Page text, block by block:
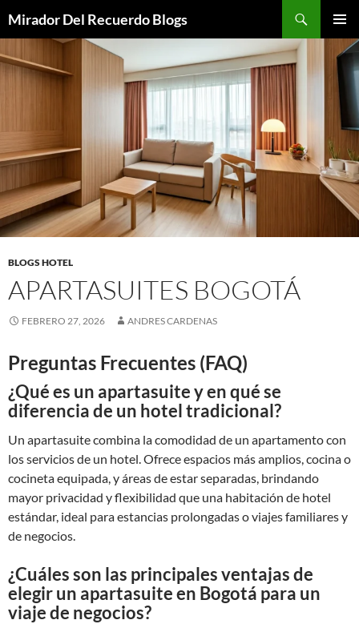
Mirador Del Recuerdo Blogs
MENÚ
BLOGS HOTEL
APARTASUITES BOGOTÁ
FEBRERO 27, 2026 ANDRES CARDENAS
Preguntas Frecuentes (FAQ)
¿Qué es un apartasuite y en qué se
diferencia de un hotel tradicional?
Un apartasuite combina la comodidad de un apartamento con
los servicios de un hotel. Ofrece espacios más amplios, cocina o
cocineta equipada, y áreas de estar separadas, brindando
mayor privacidad y flexibilidad que una habitación de hotel
estándar, ideal para estancias prolongadas o viajes familiares y
de negocios.
¿Cuáles son las principales ventajas de
elegir un apartasuite en Bogotá para un
viaje de negocios?